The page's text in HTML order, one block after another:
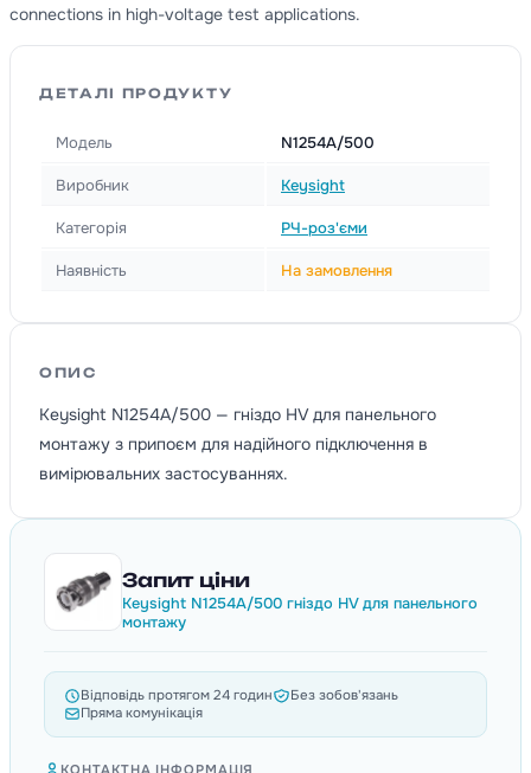
connections in high-voltage test applications.
ДЕТАЛІ ПРОДУКТУ
Модель N1254A/500
Виробник Keysight
Категорія РЧ-роз'єми
Наявність На замовлення
ОПИС
Keysight N1254A/500 — гніздо HV для панельного
монтажу з припоєм для надійного підключення в
вимірювальних застосуваннях.
Запит ціни
Keysight N1254A/500 гніздо HV для панельного
монтажу
Відповідь протягом 24 годин
Без зобов'язань
Пряма комунікація